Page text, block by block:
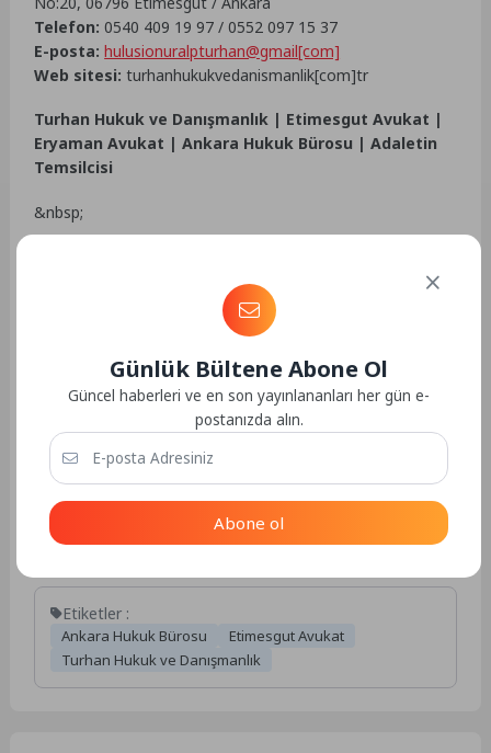
Telefon: 0540 409 19 97 / 0552 097 15 37
E-posta: hulusionuralpturhan@gmail[com]
Web sitesi: turhanhukukvedanismanlik[com]tr
Turhan Hukuk ve Danışmanlık | Etimesgut Avukat |
Eryaman Avukat | Ankara Hukuk Bürosu | Adaletin
Temsilcisi
&nbsp;
Firma Ekle ,Ücretsiz Şirket Ekle,İlan Ekle Firma
Ücretsiz Firma Rehberi ,Şirket Kaydet
&nbsp;
Etiketler :
Ankara Hukuk Bürosu
Etimesgut Avukat
Turhan Hukuk ve Danışmanlık
Günlük Bültene Abone Ol
Güncel haberleri ve en son yayınlananları her gün e-
postanızda alın.
Abone ol